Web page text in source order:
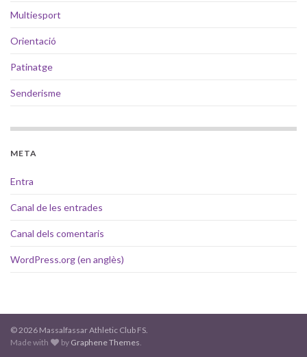
Multiesport
Orientació
Patinatge
Senderisme
META
Entra
Canal de les entrades
Canal dels comentaris
WordPress.org (en anglès)
© 2026 Massalfassar Athletic Club FS.
Made with
by Graphene Themes